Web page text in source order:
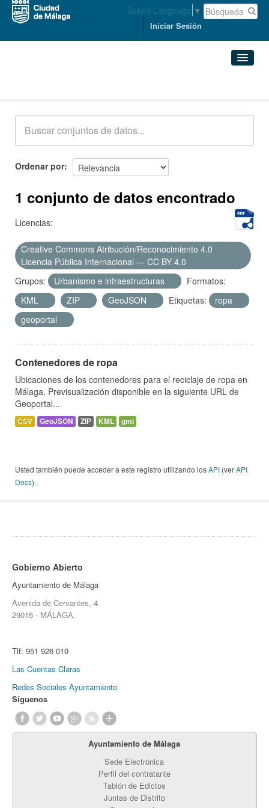
Select Language ▼
Iniciar Sesión
Acerca de
Ordenar por
1 conjunto de datos encontrado
Licencias:
Creative Commons Atribución/Reconocimiento 4.0
Licencia Pública Internacional — CC BY 4.0
Grupos:
Urbanismo e infraestructuras
Formatos:
KML
ZIP GeoJSON Etiquetas:
ropa
geoportal
Contenedores de ropa
Ubicaciones de los contenedores para el reciclaje de ropa en
Málaga. Previsualización disponible en la siguiente URL de
Geoportal...
CSV GeoJSON ZIP KML gml
Usted también puede acceder a este registro utilizando losAPI (verAPI
Docs).
Gobierno Abierto
Ayuntamiento de Málaga
Avenida de Cervantes, 4
29016 - MÁLAGA.
Tlf: 951 926 010
Las Cuentas Claras
Redes Sociales Ayuntamiento
Síguenos
Ayuntamiento de Málaga
Sede Electrónica
Perfil del contratante
Tablón de Edictos
Juntas de Distrito